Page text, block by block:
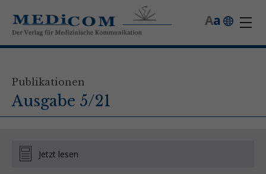
a
A
Publikationen
Ausgabe 5/21
Jetzt lesen